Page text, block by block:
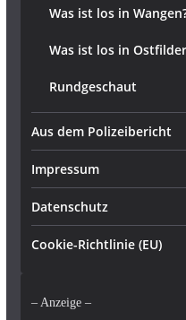
Was ist los in
Was ist los in
Rundgeschaut
Aus dem Polizeibericht
Impressum
Datenschutz
Cookie-Richtlinie (EU)
– Anzeige –